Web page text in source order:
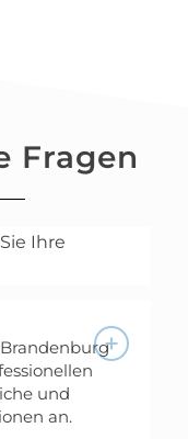
Fragen
Ihre
und
an.